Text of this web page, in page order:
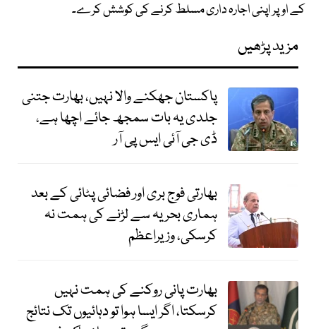
کے اوپر اپنی اجارہ داری مسلط کرنے کی کوشش کرے۔
مزید پڑھیں
پاکستان جھکنے والا نہیں، بھارت جتنی
جلدی یہ بات سمجھ جائے اچھا ہے،
ڈی جی آئی ایس پی آر
بھارتی فوج بری اور فضائی پٹائی کے بعد
ہماری بحریہ سے لڑنے کی ہمت نہ
کرسکی، وزیراعظم
بھارت پانی روکنے کی ہمت نہیں
کرسکتا، اگر ایسا ہوا تو دہائیوں تک نتائج